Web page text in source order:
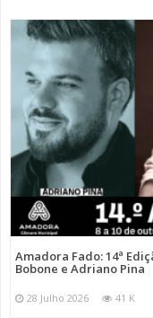
Amadora Fado: 14ª
Bobone e Adriano Pina
28 Julho 2026 41 K